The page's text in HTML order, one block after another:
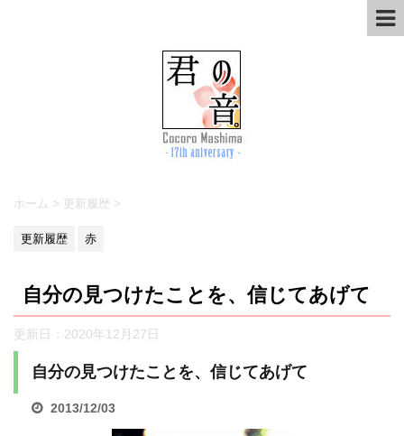
ホーム > 更新履歴 >
更新履歴 赤
自分の見つけたことを、信じてあげて
更新日： 2020年12月27日
自分の見つけたことを、信じてあげて
2013/12/03